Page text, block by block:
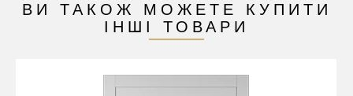
ВИ ТАКОЖ МОЖЕТЕ КУПИТИ
ІНШІ ТОВАРИ